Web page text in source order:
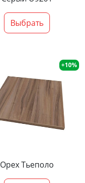
Выбрать
+10%
Орех Тьеполо